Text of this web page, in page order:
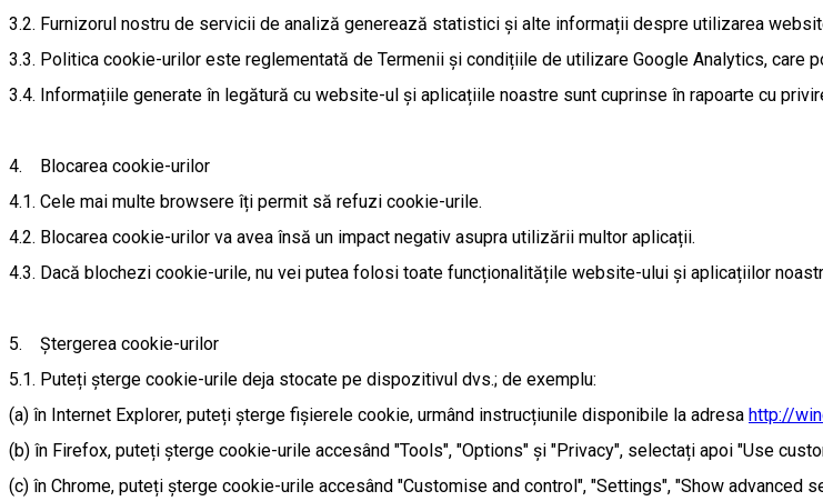
3.2. Furnizorul nostru de servicii de analiză generează statistici și alte informații despre utilizarea
3.3. Politica cookie-urilor este reglementată de Termenii și condițiile de utilizare Google Analytics, care
3.4. Informațiile generate în legătură cu website-ul și aplicațiile noastre sunt cuprinse în rapoarte cu
4. Blocarea cookie-urilor
4.1. Cele mai multe browsere îți permit să refuzi cookie-urile.
4.2. Blocarea cookie-urilor va avea însă un impact negativ asupra utilizării multor aplicații.
4.3. Dacă blochezi cookie-urile, nu vei putea folosi toate funcționalitățile website-ului și aplicațiilor
5. Ștergerea cookie-urilor
5.1. Puteți șterge cookie-urile deja stocate pe dispozitivul dvs.; de exemplu:
(a) în Internet Explorer, puteți șterge fișierele cookie, urmând instrucțiunile disponibile la adresa http://
(b) în Firefox, puteți șterge cookie-urile accesând "Tools", "Options" și "Privacy", selectați apoi "Use
(c) în Chrome, puteți șterge cookie-urile accesând "Customise and control", "Settings", "Show